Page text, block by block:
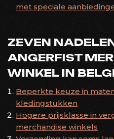
met speciale
ZEVEN
ANGERFIST
WINKEL IN
Beperkte keuze in
kledingstukken
Hogere prijsklasse in
merchandise winkels